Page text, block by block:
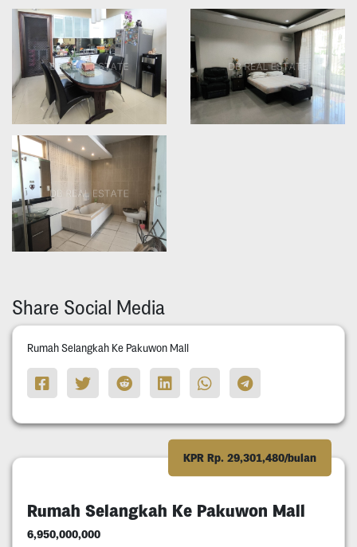
Share Social Media
Rumah Selangkah Ke Pakuwon Mall
KPR Rp. 29,301,480/bulan
Rumah Selangkah Ke Pakuwon Mall
6,950,000,000